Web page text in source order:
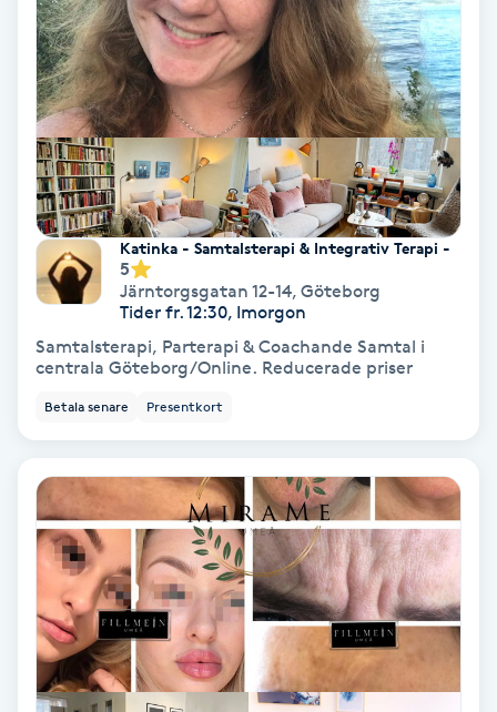
Rosenmetoden
Ryggmassage
Samtalsterapi
Senioryoga
Singelfransar
Sjukgymnastik
Skalpmassage
Skinbooster
Sklerosering
Skoinlägg
Katinka - Samtalsterapi & Integrativ Terapi -
5
Järntorgsgatan 12-14, Göteborg
Tider fr. 12:30, Imorgon
Samtalsterapi, Parterapi & Coachande Samtal i
centrala Göteborg/Online. Reducerade priser
Betala senare Presentkort